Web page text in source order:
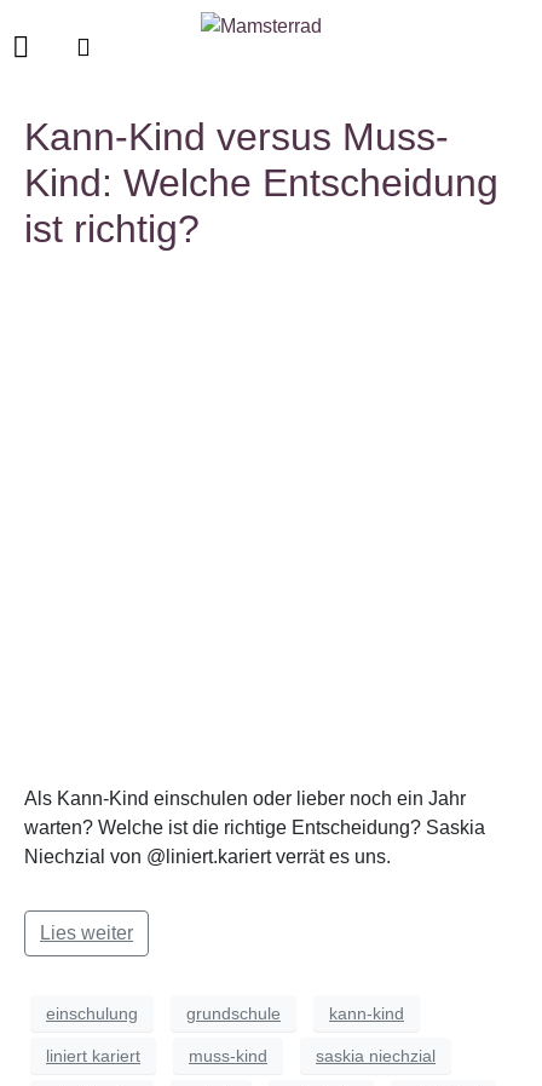
Kann-Kind versus Muss-
Kind: Welche Entscheidung
ist richtig?
Als Kann-Kind einschulen oder lieber noch ein Jahr
warten? Welche ist die richtige Entscheidung? Saskia
Niechzial von @liniert.kariert verrät es uns.
Lies weiter
einschulung grundschule kann-kind
liniert kariert muss-kind saskia niechzial